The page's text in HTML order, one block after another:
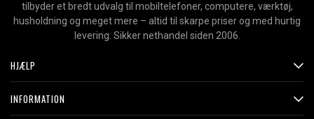
tilbyder et bredt udvalg til mobiltelefoner, computere, værktøj,
husholdning og meget mere – altid til skarpe priser og med hurtig
levering. Sikker nethandel siden 2006.
HJÆLP
INFORMATION